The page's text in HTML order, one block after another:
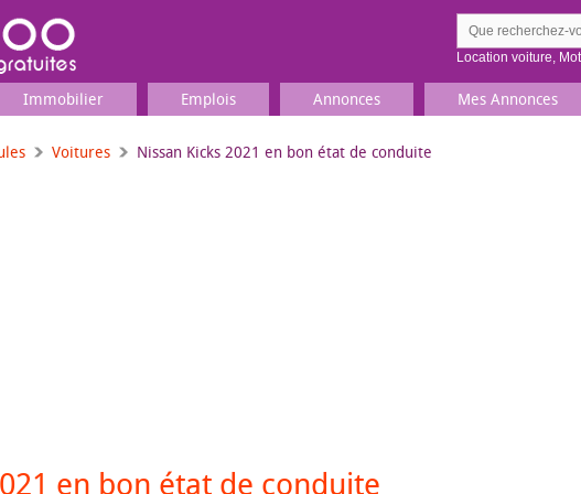
Location voiture,
Immobilier Emplois Annonces Mes Annonces
Voitures Nissan Kicks 2021 en bon état de conduite
en bon état de conduite